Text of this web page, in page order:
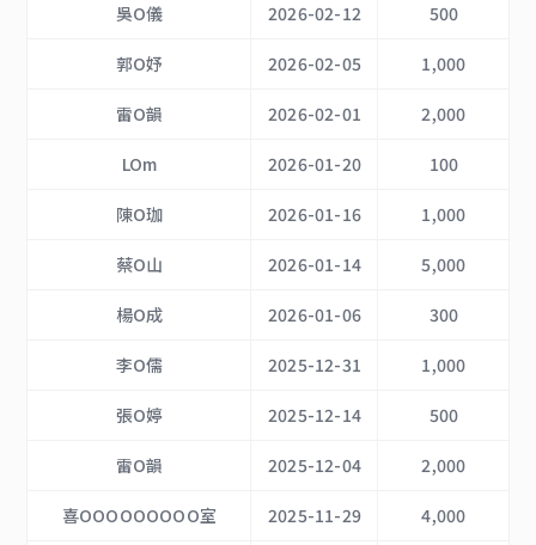
吳O儀 2026-02-12 500
郭O妤 2026-02-05 1,000
雷O韻 2026-02-01 2,000
LOm 2026-01-20 100
陳O珈 2026-01-16 1,000
蔡O山 2026-01-14 5,000
楊O成 2026-01-06 300
李O儒 2025-12-31 1,000
張O婷 2025-12-14 500
雷O韻 2025-12-04 2,000
喜OOOOOOOOO室 2025-11-29 4,000